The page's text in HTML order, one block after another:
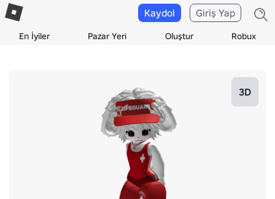
En İyiler Pazar Yeri Oluştur Robux
Kaydol Giriş Yap
3D